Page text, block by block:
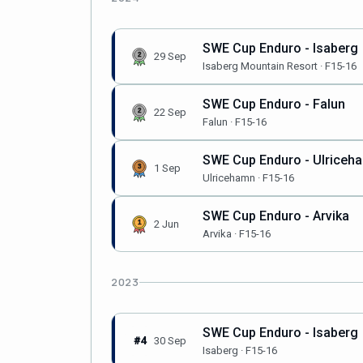
29 Sep
SWE Cup Enduro - Isaberg
Isaberg Mountain Resort · F15-16
22 Sep
SWE Cup Enduro - Falun
Falun · F15-16
1 Sep
SWE Cup Enduro -
Ulricehamn · F15-16
2 Jun
SWE Cup Enduro - Arvika
Arvika · F15-16
2023
#4 30 Sep
SWE Cup Enduro - Isaberg
Isaberg · F15-16